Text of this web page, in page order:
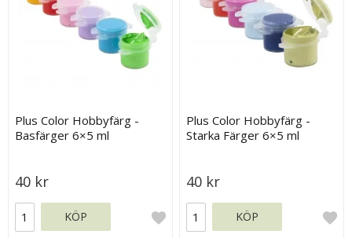
Plus Color Hobbyfärg -
Basfärger 6×5 ml
40 kr
KÖP
Plus Color Hobbyfärg -
Starka Färger 6×5 ml
40 kr
KÖP